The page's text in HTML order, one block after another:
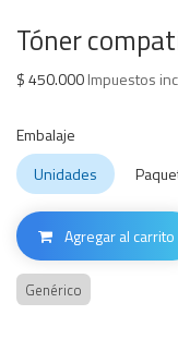
Tóner
$450.000Impuestos
Embalaje
Unidades
Agregar al carrito
Genérico